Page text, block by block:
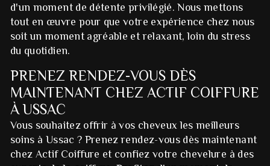
d'un moment de détente privilégié. Nous mettons
tout en œuvre pour que votre expérience chez nous
soit un moment agréable et relaxant, loin du stress
du quotidien.
PRENEZ RENDEZ-VOUS DÈS
MAINTENANT CHEZ ACTIF COIFFURE
À USSAC
Vous souhaitez offrir à vos cheveux les meilleurs
soins à Ussac ? Prenez rendez-vous dès maintenant
chez Actif Coiffure et confiez votre chevelure à des